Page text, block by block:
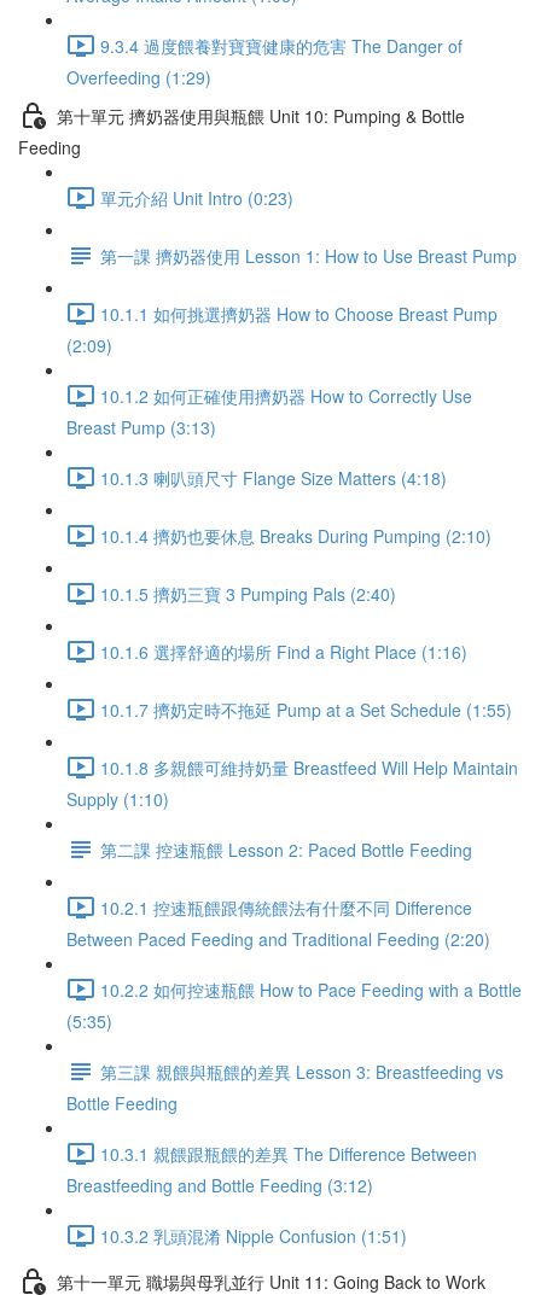
9.3.4 過度餵養對寶寶健康的危害 The Danger of
Overfeeding (1:29)
第十單元 擠奶器使用與瓶餵 Unit 10: Pumping & Bottle
Feeding
單元介紹 Unit Intro (0:23)
第一課 擠奶器使用 Lesson 1: How to Use Breast Pump
10.1.1 如何挑選擠奶器 How to Choose Breast Pump
(2:09)
10.1.2 如何正確使用擠奶器 How to Correctly Use
Breast Pump (3:13)
10.1.3 喇叭頭尺寸 Flange Size Matters (4:18)
10.1.4 擠奶也要休息 Breaks During Pumping (2:10)
10.1.5 擠奶三寶 3 Pumping Pals (2:40)
10.1.6 選擇舒適的場所 Find a Right Place (1:16)
10.1.7 擠奶定時不拖延 Pump at a Set Schedule (1:55)
10.1.8 多親餵可維持奶量 Breastfeed Will Help Maintain
Supply (1:10)
第二課 控速瓶餵 Lesson 2: Paced Bottle Feeding
10.2.1 控速瓶餵跟傳統餵法有什麼不同 Difference
Between Paced Feeding and Traditional Feeding (2:20)
10.2.2 如何控速瓶餵 How to Pace Feeding with a Bottle
(5:35)
第三課 親餵與瓶餵的差異 Lesson 3: Breastfeeding vs
Bottle Feeding
10.3.1 親餵跟瓶餵的差異 The Difference Between
Breastfeeding and Bottle Feeding (3:12)
10.3.2 乳頭混淆 Nipple Confusion (1:51)
第十一單元 職場與母乳並行 Unit 11: Going Back to Work